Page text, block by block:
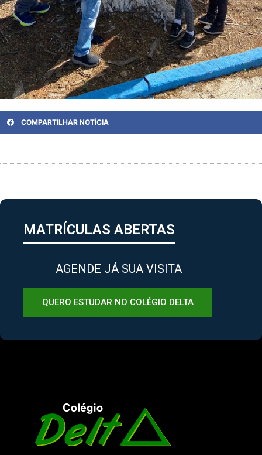
COMPARTILHAR NOTÍCIA
MATRÍCULAS ABERTAS
AGENDE JÁ SUA VISITA
QUERO ESTUDAR NO COLÉGIO DELTA